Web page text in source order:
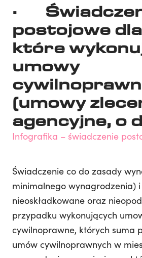
·
postojowe
które
umowy
(umowy
agencyjne, o
Infografika – świadczenie
Świadczenie co do zasady
minimalnego wynagrodzenia)
nieoskładkowane oraz
przypadku wykonujących
cywilnoprawne, których suma
umów cywilnoprawnych w